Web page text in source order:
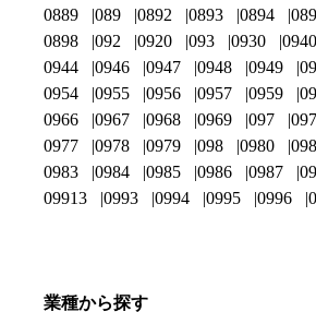
0889
089 0892 0893 0894
0898
092 0920 093 0930 0940
0944
0946 0947 0948 0949
0954
0955 0956 0957 0959
0966
0967 0968 0969 097
0977
0978 0979 098 0980
0983
0984 0985 0986 0987
09913
0993 0994 0995 0996
業種から探す